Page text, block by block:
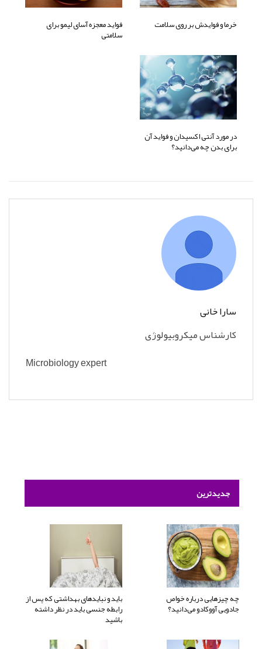
خرما و فوایدش بر روی سلامت فواید معجزه آسای لیمو برای
سلامتی
در مورد آنتی اکسیدان و فواید آن
برای بدن چه می‌دانید؟
سارا خانی
کارشناس میکروبیولوژی
Microbiology expert
جدیدترین
چه چیزهایی درباره خواص
جادویی آووکادو می‌دانید؟
باید و نبایدهای بهداشتی که پس از
رابطه جنسی باید در نظر داشته
باشید